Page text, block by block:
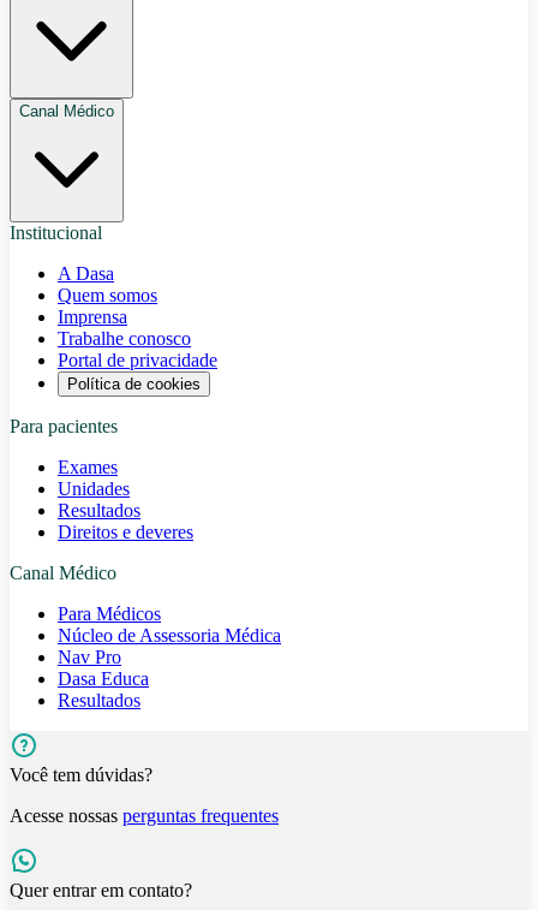
Canal Médico
Institucional
A Dasa
Quem somos
Imprensa
Trabalhe conosco
Portal de privacidade
Política de cookies
Para pacientes
Exames
Unidades
Resultados
Direitos e deveres
Canal Médico
Para Médicos
Núcleo de Assessoria Médica
Nav Pro
Dasa Educa
Resultados
Você tem dúvidas?
Acesse nossas perguntas frequentes
Quer entrar em contato?